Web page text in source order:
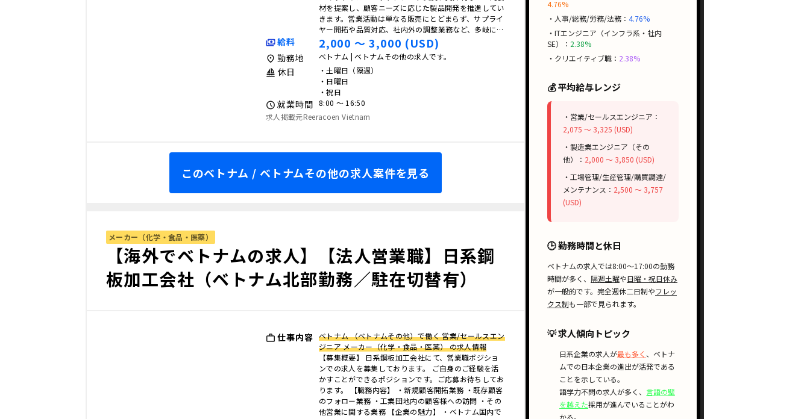
4.76%
・人事/総務/労務/法務： 4.76%
・ITエンジニア（インフラ系・社内
SE）： 2.38%
・クリエイティブ職： 2.38%
💰 平均給与レンジ
・営業/セールスエンジニア：
2,075 〜 3,325 (USD)
・製造業エンジニア（その
他）： 2,000 〜 3,850 (USD)
・工場管理/生産管理/購買調達/
メンテナンス： 2,500 〜 3,757
(USD)
🕒 勤務時間と休日
ベトナムの求人では8:00〜17:00の勤務
時間が多く、 隔週土曜や日曜・祝日休み
が一般的です。 完全週休二日制やフレッ
クス制も一部で見られます。
💡 求人傾向トピック
日系企業の求人が最も多く 、ベトナ
ムでの日本企業の進出が活発である
ことを示している。
語学力不問の求人が多く、 言語の壁
を越えた採用が進んでいることがわ
かる。
材を提案し、顧客ニーズに応じた製品開発を推進してい
きます。営業活動は単なる販売にとどまらず、サプライ
ヤー開拓や品質対応、社内外の調整業務など、多岐に…
給料 2,000 〜 3,000 (USD)
勤務地 ベトナム | ベトナムその他の求人です。
休日
・土曜日（隔週）
・日曜日
・祝日
就業時間
8:00 〜 16:50
求人掲載元Reeracoen Vietnam
このベトナム / ベトナムその他の求人案件を見る
メーカー（化学・食品・医薬）
【海外でベトナムの求人】【法人営業職】日系鋼
板加工会社（ベトナム北部勤務／駐在切替有）
仕事内容 ベトナム （ベトナムその他）で働く 営業/セールスエン
ジニア メーカー（化学・食品・医薬） の求人情報
【募集概要】 日系鋼板加工会社にて、営業職ポジショ
ンでの求人を募集しております。 ご自身のご経験を活
かすことができるポジションです。ご応募お待ちしてお
ります。 【職務内容】 ・新規顧客開拓業務 ・既存顧客
のフォロー業務 ・工業団地内の顧客様への訪問 ・その
他営業に関する業務 【企業の魅力】 ・ベトナム国内で